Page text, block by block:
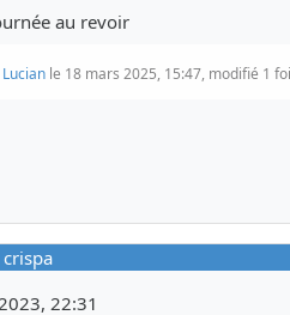
au revoir
Lucian le 18 mars 2025, 15:47, modifié 1
crispa
22:31